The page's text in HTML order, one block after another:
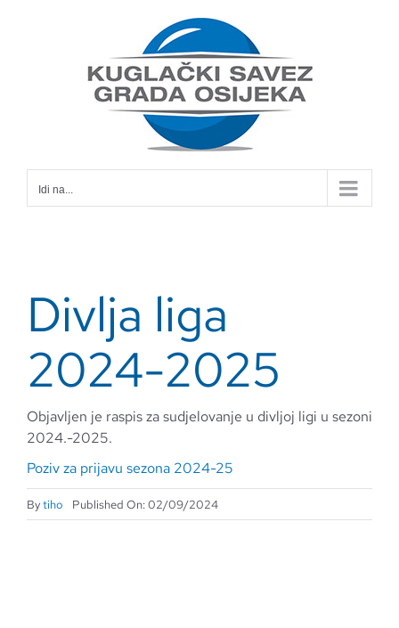
Idi na...
Divlja liga
2024-2025
Objavljen je raspis za sudjelovanje u divljoj ligi u sezoni
2024.-2025.
Poziv za prijavu sezona 2024-25
Bytiho Published On: 02/09/2024